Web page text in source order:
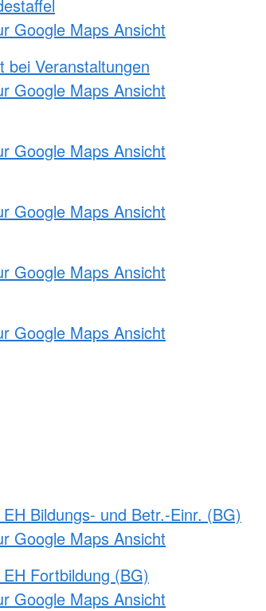
Google Maps Ansicht
bei Veranstaltungen
Google Maps Ansicht
Google Maps Ansicht
Google Maps Ansicht
Google Maps Ansicht
Google Maps Ansicht
Bildungs- und Betr.-Einr. (BG)
Google Maps Ansicht
Fortbildung (BG)
Google Maps Ansicht